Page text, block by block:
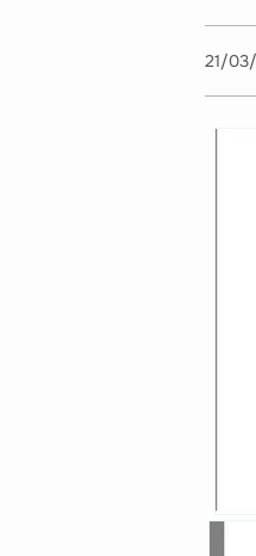
21/